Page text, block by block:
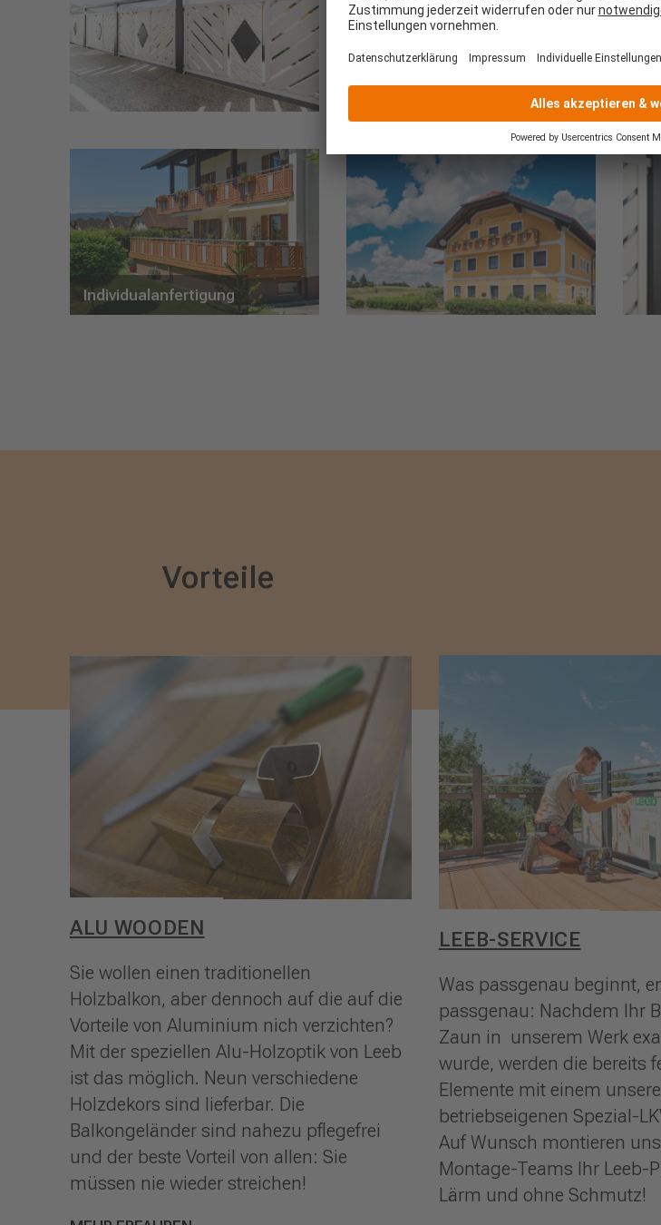
Individualanfertigung
Vorteile
ALU WOODEN
Sie wollen einen traditionellen
Holzbalkon, aber dennoch auf die auf die
Vorteile von Aluminium nich verzichten?
Mit der speziellen Alu-Holzoptik von Leeb
ist das möglich. Neun verschiedene
Holzdekors sind lieferbar. Die
Balkongeländer sind nahezu pflegefrei
und der beste Vorteil von allen: Sie
müssen nie wieder streichen!
LEEB-SERVICE
Was passgenau beginnt,
passgenau: Nachdem Ihr
Zaun in unserem Werk
wurde, werden die bereits
Elemente mit einem
betriebseigenen Spezial-
Auf Wunsch montieren
Montage-Teams Ihr Leeb-
Lärm und ohne Schmutz!